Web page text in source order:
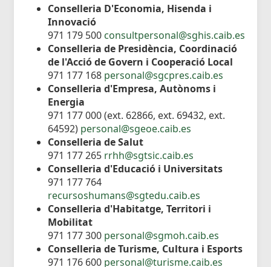
Conselleria D'Economia, Hisenda i
Innovació
971 179 500 consultpersonal@sghis.caib.es
Conselleria de Presidència, Coordinació
de l'Acció de Govern i Cooperació Local
971 177 168 personal@sgcpres.caib.es
Conselleria d'Empresa, Autònoms i
Energia
971 177 000 (ext. 62866, ext. 69432, ext.
64592) personal@sgeoe.caib.es
Conselleria de Salut
971 177 265 rrhh@sgtsic.caib.es
Conselleria d'Educació i Universitats
971 177 764
recursoshumans@sgtedu.caib.es
Conselleria d'Habitatge, Territori i
Mobilitat
971 177 300 personal@sgmoh.caib.es
Conselleria de Turisme, Cultura i Esports
971 176 600 personal@turisme.caib.es